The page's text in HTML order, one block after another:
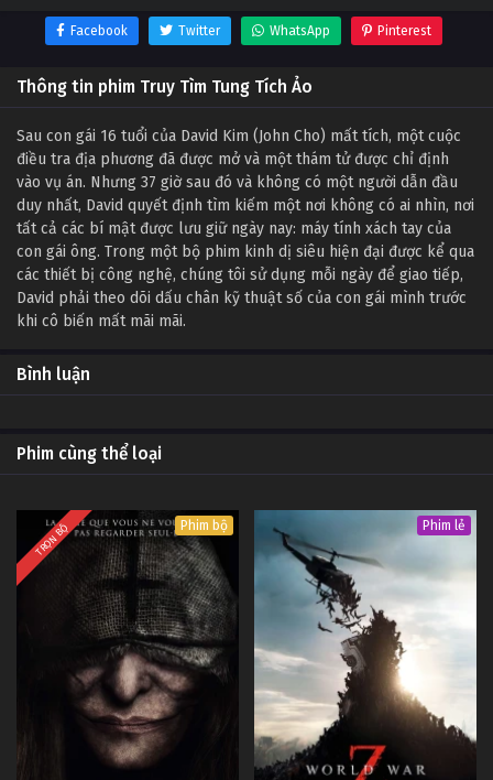
Facebook Twitter WhatsApp Pinterest
Thông tin phim Truy Tìm Tung Tích Ảo
Sau con gái 16 tuổi của David Kim (John Cho) mất tích, một cuộc
điều tra địa phương đã được mở và một thám tử được chỉ định
vào vụ án. Nhưng 37 giờ sau đó và không có một người dẫn đầu
duy nhất, David quyết định tìm kiếm một nơi không có ai nhìn, nơi
tất cả các bí mật được lưu giữ ngày nay: máy tính xách tay của
con gái ông. Trong một bộ phim kinh dị siêu hiện đại được kể qua
các thiết bị công nghệ, chúng tôi sử dụng mỗi ngày để giao tiếp,
David phải theo dõi dấu chân kỹ thuật số của con gái mình trước
khi cô biến mất mãi mãi.
Bình luận
Phim cùng thể loại
TRỌN BỘ Phim bộ Phim lẻ